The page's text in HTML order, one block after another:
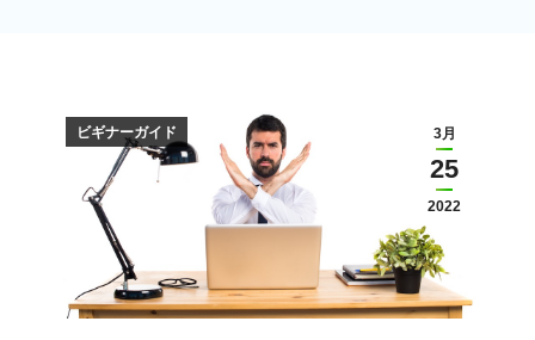
3月
25
2022
ビギナーガイド